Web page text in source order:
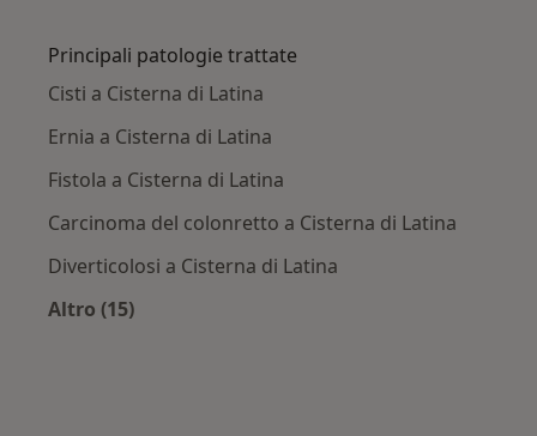
Principali patologie trattate
Cisti a Cisterna di Latina
Ernia a Cisterna di Latina
Fistola a Cisterna di Latina
Carcinoma del colonretto a Cisterna di Latina
Diverticolosi a Cisterna di Latina
Altro (15)